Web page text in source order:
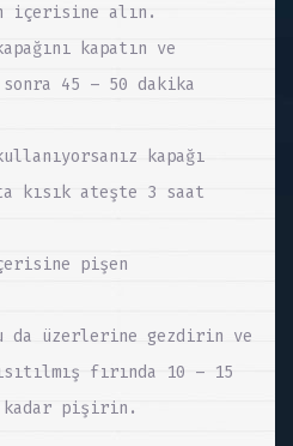
içerisine alın.
kapatın ve
sonra 45 – 50 dakika
kapağı
kısık ateşte 3 saat
pişen
da üzerlerine gezdirin ve
fırında 10 – 15
kadar pişirin.